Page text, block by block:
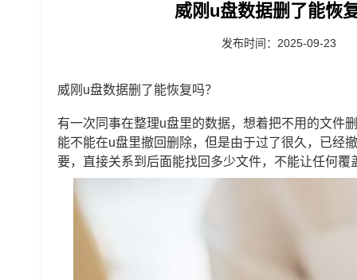
威刚u盘数据删了能恢
发布时间：2025-09-23
威刚u盘数据删了能恢复吗？
有一次同事在整理u盘里的数据，想着把不用的文件
能不能在u盘里撤回删除，但是由于过了很久，已经
要，直接关系到后面能找回多少文件，不能让任何